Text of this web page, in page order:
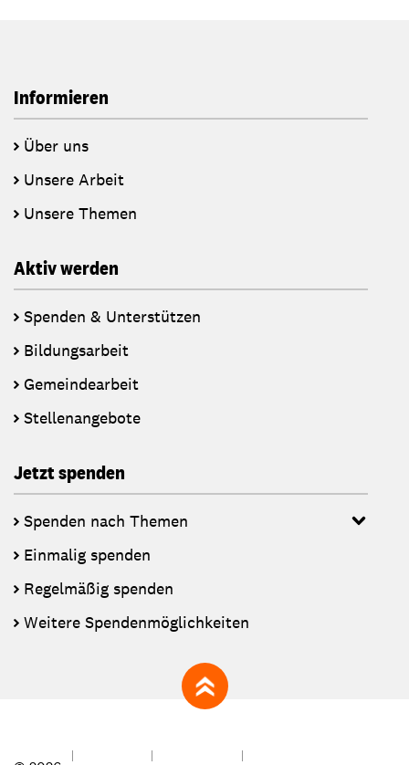
Informieren
Über uns
Unsere Arbeit
Unsere Themen
Aktiv werden
Spenden & Unterstützen
Bildungsarbeit
Gemeindearbeit
Stellenangebote
Jetzt spenden
Spenden nach Themen
Einmalig spenden
Regelmäßig spenden
Weitere Spendenmöglichkeiten
zum Seitenanfang